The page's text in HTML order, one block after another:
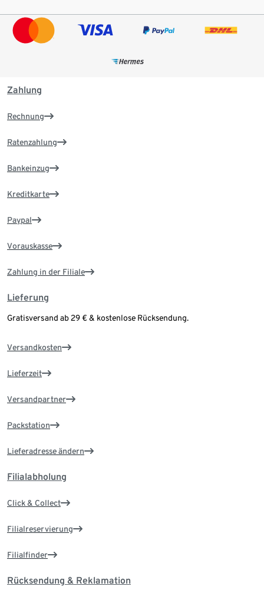
Zahlung
Rechnung
Ratenzahlung
Bankeinzug
Kreditkarte
Paypal
Vorauskasse
Zahlung in der Filiale
Lieferung
Gratisversand ab 29 € & kostenlose Rücksendung.
Versandkosten
Lieferzeit
Versandpartner
Packstation
Lieferadresse ändern
Filialabholung
Click & Collect
Filialreservierung
Filialfinder
Rücksendung & Reklamation